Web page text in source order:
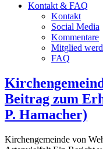
Kontakt & FAQ
Kontakt
Social Media
Kommentare
Mitglied
FAQ
Beitrag zum
P. Hamacher)
Kirchengemeinde von